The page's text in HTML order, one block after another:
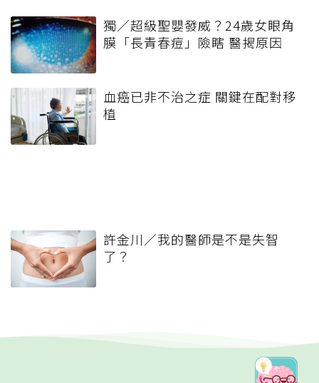
獨／超級聖嬰發威？24歲女眼角
膜「長青春痘」險瞎 醫揭原因
血癌已非不治之症 關鍵在配對移
植
許金川／我的醫師是不是失智
了？